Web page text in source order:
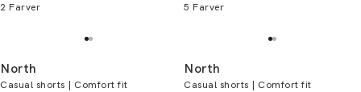
2 Farver
5 Farver
North
Casual shorts | Comfort fit
North
Casual shorts | Comfort fit